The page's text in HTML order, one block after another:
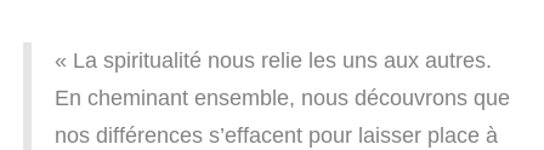
« La spiritualité nous relie les uns aux autres.
En cheminant ensemble, nous découvrons que
nos différences s’effacent pour laisser place à